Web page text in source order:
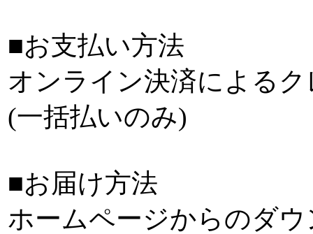
■お支払い方法
オンライン決済による
(一括払いのみ)
■お届け方法
ホームページからのダ